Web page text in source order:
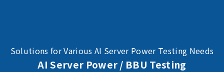
Solutions for Various AI Server Power Testing Needs
AI Server Power / BBU Testing